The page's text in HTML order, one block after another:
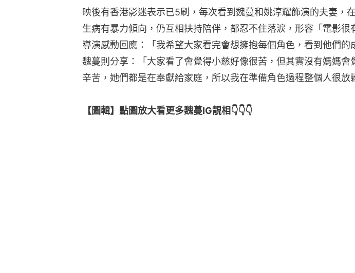
映後有香港影迷表示已5刷，每次看到魏蔓和姚淳耀飾演的夫妻，
生病有暴力傾向，仍互相扶持陪伴，都忍不住落淚，形容「電影很
導演感動回應：「我希望大家看完會想擁抱每個角色，看到他們的
魏蔓則分享：「大家看了會覺得小慈好像很苦，但其實沒有媽媽會
辛苦，她們都是在奉獻給家庭，所以我在準備角色過程整個人很放
【圖輯】點圖放大看更多魏蔓IG靚相👇👇👇